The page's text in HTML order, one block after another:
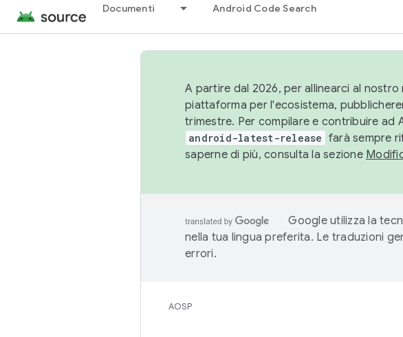
Documenti Android Code Search
A partire dal 2026, per allinearci al
piattaforma per l'ecosistema,
trimestre. Per compilare e contribuire ad
android-latest-release farà sempre
saperne di più, consulta la sezione
Google utilizza la
nella tua lingua preferita. Le traduzioni
errori.
AOSP